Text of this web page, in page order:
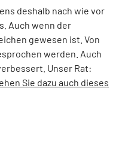
deshalb nach wie vor
Auch wenn der
gewesen ist. Von
werden. Auch
Unser Rat:
Sie dazu auch dieses